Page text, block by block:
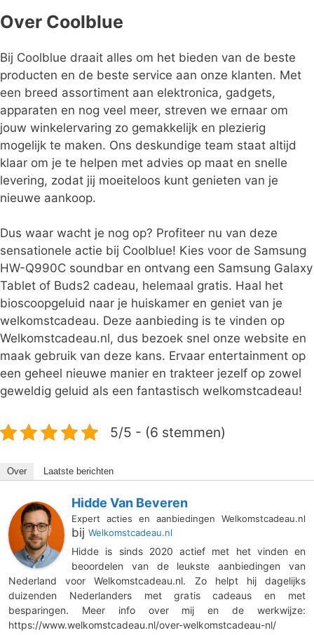
Over Coolblue
Bij Coolblue draait alles om het bieden van de beste
producten en de beste service aan onze klanten. Met
een breed assortiment aan elektronica, gadgets,
apparaten en nog veel meer, streven we ernaar om
jouw winkelervaring zo gemakkelijk en plezierig
mogelijk te maken. Ons deskundige team staat altijd
klaar om je te helpen met advies op maat en snelle
levering, zodat jij moeiteloos kunt genieten van je
nieuwe aankoop.
Dus waar wacht je nog op? Profiteer nu van deze
sensationele actie bij Coolblue! Kies voor de Samsung
HW-Q990C soundbar en ontvang een Samsung Galaxy
Tablet of Buds2 cadeau, helemaal gratis. Haal het
bioscoopgeluid naar je huiskamer en geniet van je
welkomstcadeau. Deze aanbieding is te vinden op
Welkomstcadeau.nl, dus bezoek snel onze website en
maak gebruik van deze kans. Ervaar entertainment op
een geheel nieuwe manier en trakteer jezelf op zowel
geweldig geluid als een fantastisch welkomstcadeau!
5/5 - (6 stemmen)
Over Laatste berichten
Hidde Van Beveren
Expert acties en aanbiedingen Welkomstcadeau.nl
bij Welkomstcadeau.nl
Hidde is sinds 2020 actief met het vinden en
beoordelen van de leukste aanbiedingen van
Nederland voor Welkomstcadeau.nl. Zo helpt hij dagelijks
duizenden Nederlanders met gratis cadeaus en met
besparingen. Meer info over mij en de werkwijze:
https://www.welkomstcadeau.nl/over-welkomstcadeau-nl/